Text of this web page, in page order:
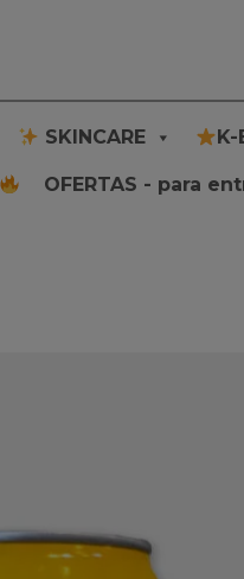
SKINCARE K-
OFERTAS - para